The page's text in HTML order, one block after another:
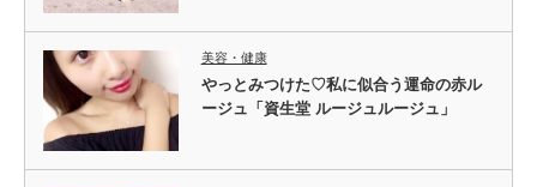
美容・健康
やっとみつけた♡私に似合う運命の赤ル
ージュ「資生堂 ルージュルージュ」